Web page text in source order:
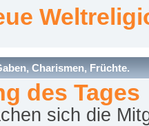
Charismen, Früchte.
des Tages
sich die